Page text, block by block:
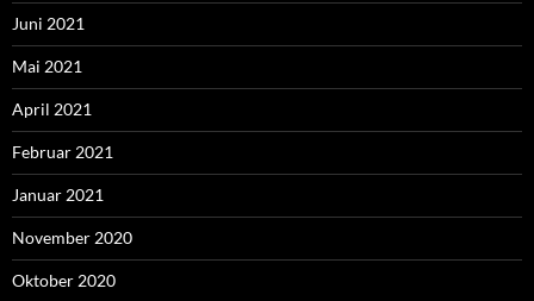
Juni 2021
Mai 2021
April 2021
Februar 2021
Januar 2021
November 2020
Oktober 2020